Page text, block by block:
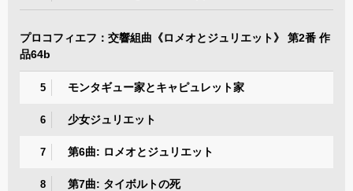
プロコフィエフ：交響組曲《ロメオとジュリエット》 第2番 作
品64b
5 モンタギュー家とキャピュレット家
6 少女ジュリエット
7 第6曲: ロメオとジュリエット
8 第7曲: タイボルトの死